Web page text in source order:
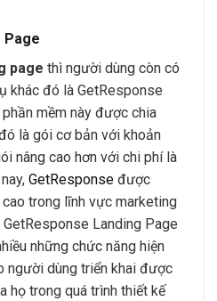
Page
page thì người dùng còn có
khác đó là GetResponse
phần mềm này được chia
là gói cơ bản với khoản
nâng cao hơn với chi phí là
GetResponse được
trong lĩnh vực marketing
Landing Page
những chức năng hiện
người dùng triển khai được
họ trong quá trình thiết kế